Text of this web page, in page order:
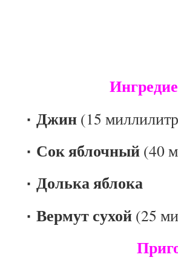
٠ Джин (15
٠ Сок яблочный (40
٠ Долька яблока
٠ Вермут сухой (25